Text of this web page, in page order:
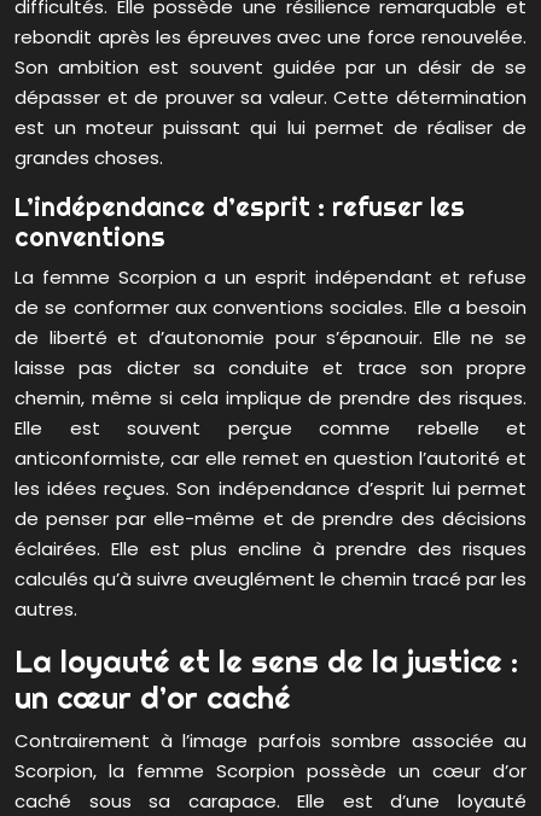
difficultés. Elle possède une résilience remarquable et
rebondit après les épreuves avec une force renouvelée.
Son ambition est souvent guidée par un désir de se
dépasser et de prouver sa valeur. Cette détermination
est un moteur puissant qui lui permet de réaliser de
grandes choses.
L’indépendance d’esprit : refuser les
conventions
La femme Scorpion a un esprit indépendant et refuse
de se conformer aux conventions sociales. Elle a besoin
de liberté et d’autonomie pour s’épanouir. Elle ne se
laisse pas dicter sa conduite et trace son propre
chemin, même si cela implique de prendre des risques.
Elle est souvent perçue comme rebelle et
anticonformiste, car elle remet en question l’autorité et
les idées reçues. Son indépendance d’esprit lui permet
de penser par elle-même et de prendre des décisions
éclairées. Elle est plus encline à prendre des risques
calculés qu’à suivre aveuglément le chemin tracé par les
autres.
La loyauté et le sens de la justice :
un cœur d’or caché
Contrairement à l’image parfois sombre associée au
Scorpion, la femme Scorpion possède un cœur d’or
caché sous sa carapace. Elle est d’une loyauté